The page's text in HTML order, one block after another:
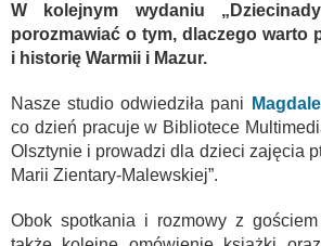
W kolejnym wydaniu
porozmawiać o tym, dlaczego warto
i historię Warmii i Mazur.
Nasze studio odwiedziła pani
co dzień pracuje w Bibliotece
Olsztynie i prowadzi dla dzieci zajęcia
Marii Zientary-Malewskiej”.
Obok spotkania i rozmowy z gościem